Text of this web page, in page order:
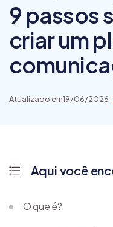
9 passos
criar um
Atualizado em19/06/2026
Aqui você
O que é?